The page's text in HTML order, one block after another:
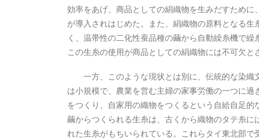
効率をあげ、商品としての絹織物を生みだすため
が導入されはじめた。また、絹織物の原料となる
く、温帯性の二化性蚕品種の繭から自動繰糸機で
この生糸の使用が商品としての絹織物には不可欠
一方、このような現状とは別に、伝統的な染織
は小規模で、農業を営む主婦の家事労働の一つに
をつくり、自家用の織物をつくるという自給自足
繭からつくられる生糸は、古くから織物のタテ糸
れた生糸がもちいられている。これらタイ東北部